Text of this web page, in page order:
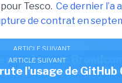
ARTICLE SUIVANT
procès avec
progressivement
Tesco. Ce dernier l’a
de contrat en
examinés par
ARTICLE SUIVANT
l'usage de GitHub